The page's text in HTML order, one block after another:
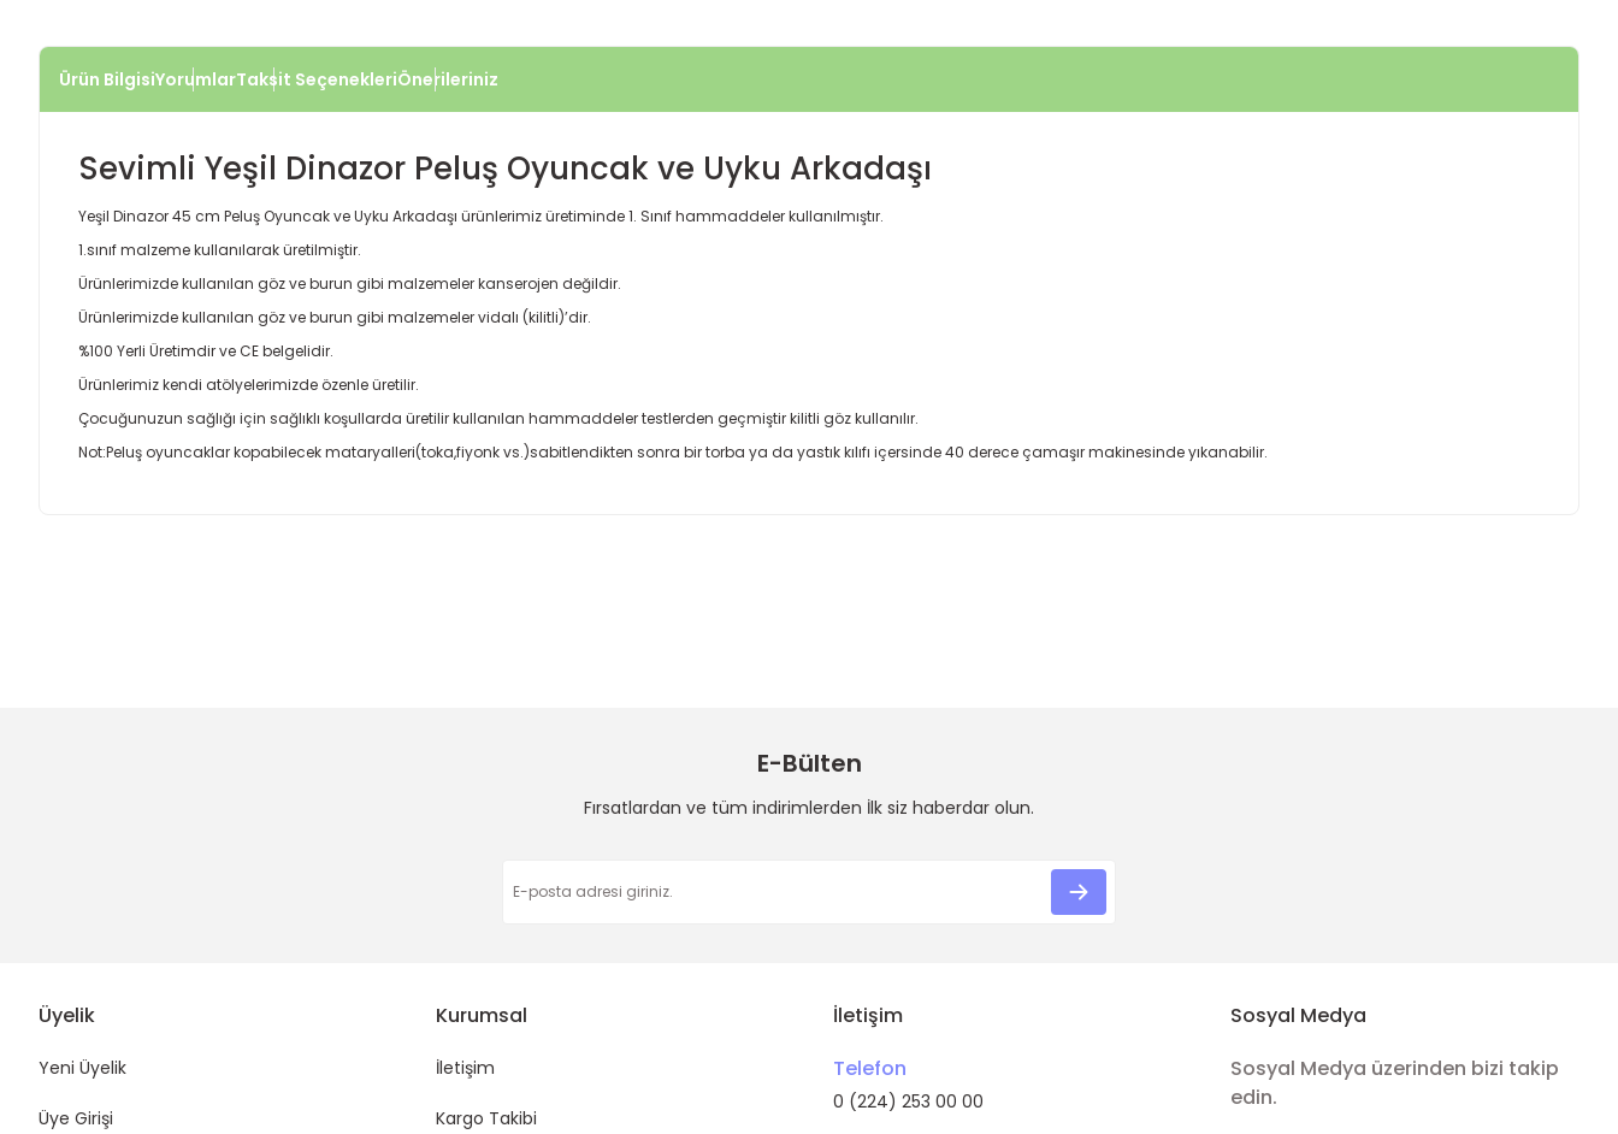
Ürün BilgisiYorumlarTaksit SeçenekleriÖnerileriniz
Sevimli Yeşil Dinazor Peluş Oyuncak ve Uyku Arkadaşı
Yeşil Dinazor 45 cm Peluş Oyuncak ve Uyku Arkadaşı ürünlerimiz üretiminde 1. Sınıf hammaddeler kullanılmıştır.
1.sınıf malzeme kullanılarak üretilmiştir.
Ürünlerimizde kullanılan göz ve burun gibi malzemeler kanserojen değildir.
Ürünlerimizde kullanılan göz ve burun gibi malzemeler vidalı (kilitli)’dir.
%100 Yerli Üretimdir ve CE belgelidir.
Ürünlerimiz kendi atölyelerimizde özenle üretilir.
Çocuğunuzun sağlığı için sağlıklı koşullarda üretilir kullanılan hammaddeler testlerden geçmiştir kilitli göz kullanılır.
Not:Peluş oyuncaklar kopabilecek mataryalleri(toka,fiyonk vs.)sabitlendikten sonra bir torba ya da yastık kılıfı içersinde 40 derece çamaşır makinesinde yıkanabilir.
E-Bülten
Fırsatlardan ve tüm indirimlerden İlk siz haberdar olun.
Üyelik
Yeni Üyelik
Üye Girişi
Kurumsal
İletişim
Kargo Takibi
İletişim
Telefon
0 (224) 253 00 00
Sosyal Medya
Sosyal Medya üzerinden bizi takip
edin.